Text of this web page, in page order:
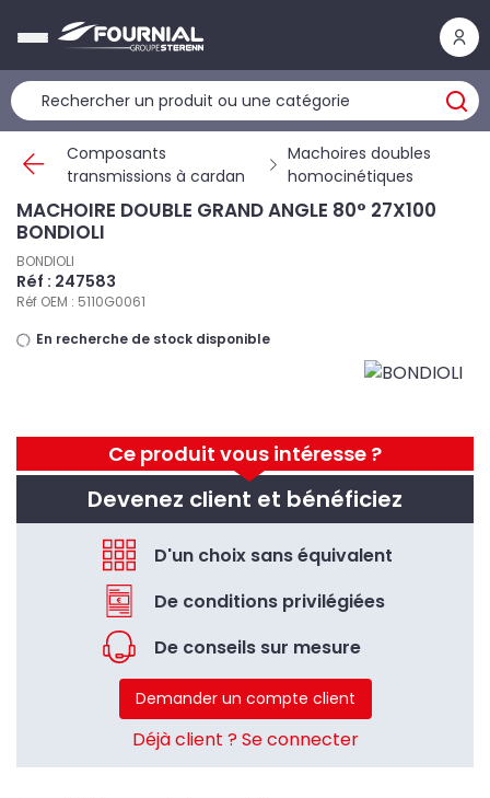
Composants
transmissions à cardan
Machoires doubles
homocinétiques
Ce produit vous intéresse ?
Devenez client et bénéficiez
D'un choix sans équivalent
De conditions privilégiées
De conseils sur mesure
Demander un compte client
Déjà client ? Se connecter
MACHOIRE DOUBLE GRAND ANGLE 80° 27X100
BONDIOLI
BONDIOLI
Réf : 247583
Réf OEM : 5110G0061
En recherche de stock disponible